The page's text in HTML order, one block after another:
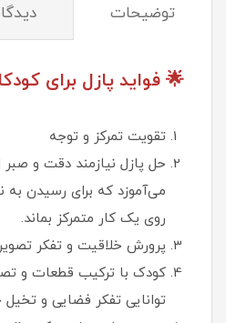
توضیحات
🌟 فواید پازل برای
تقویت تمرکز و توجه
حل پازل نیازمند دقت و
می‌آموزد که برای رسیدن به
روی یک کار متمرکز بماند.
پرورش خلاقیت و تفکر
کودک با ترکیب قطعات و
توانایی تفکر فضایی و